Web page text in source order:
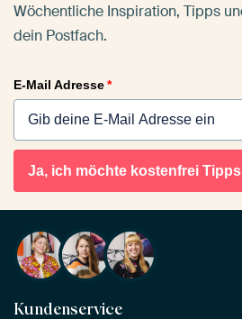
Wöchentliche Inspiration, Tipps
dein Postfach.
E-Mail Adresse*
Ja, ich möchte kostenfrei
Kundenservice